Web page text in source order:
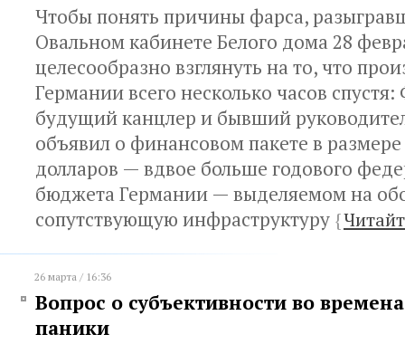
Чтобы понять причины фарса,
Овальном кабинете Белого дома 28
целесообразно взглянуть на то, что
Германии всего несколько часов
будущий канцлер и бывший
объявил о финансовом пакете в
долларов — вдвое больше годового
бюджета Германии — выделяемом на
сопутствующую инфраструктуру {
26 марта / 16:36
Вопрос о субъективности во
паники